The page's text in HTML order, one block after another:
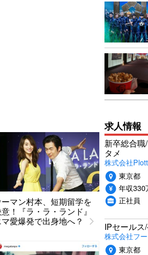
ーマン村本、短期留学を
！『ラ・ラ・ランド』
愛爆発で出身地へ？
求人情報
新卒総合
タメ
株式会社Plott
東京都
年収330
正社員
IPセールス
株式会社フ
東京都